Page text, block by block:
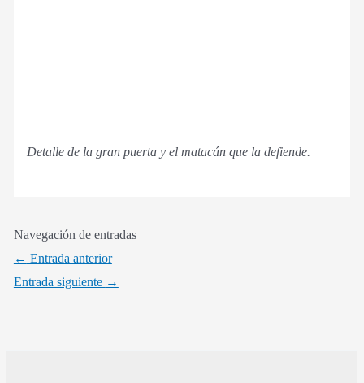
Detalle de la gran puerta y el matacán que la defiende.
Navegación de entradas
← Entrada anterior
Entrada siguiente →